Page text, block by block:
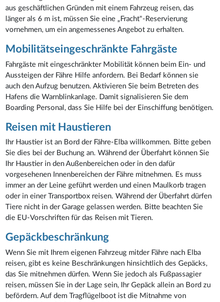
aus geschäftlichen Gründen mit einem Fahrzeug reisen, das
länger als 6 m ist, müssen Sie eine „Fracht"-Reservierung
vornehmen, um ein angemessenes Angebot zu erhalten.
Mobilitätseingeschränkte Fahrgäste
Fahrgäste mit eingeschränkter Mobilität können beim Ein- und
Aussteigen der Fähre Hilfe anfordern. Bei Bedarf können sie
auch den Aufzug benutzen. Aktivieren Sie beim Betreten des
Hafens die Warnblinkanlage. Damit signalisieren Sie dem
Boarding Personal, dass Sie Hilfe bei der Einschiffung benötigen.
Reisen mit Haustieren
Ihr Haustier ist an Bord der Fähre-Elba willkommen. Bitte geben
Sie dies bei der Buchung an. Während der Überfahrt können Sie
Ihr Haustier in den Außenbereichen oder in den dafür
vorgesehenen Innenbereichen der Fähre mitnehmen. Es muss
immer an der Leine geführt werden und einen Maulkorb tragen
oder in einer Transportbox reisen. Während der Überfahrt dürfen
Tiere nicht in der Garage gelassen werden. Bitte beachten Sie
die EU-Vorschriften für das Reisen mit Tieren.
Gepäckbeschränkung
Wenn Sie mit Ihrem eigenen Fahrzeug mitder Fähre nach Elba
reisen, gibt es keine Beschränkungen hinsichtlich des Gepäcks,
das Sie mitnehmen dürfen. Wenn Sie jedoch als Fußpassagier
reisen, müssen Sie in der Lage sein, Ihr Gepäck allein an Bord zu
befördern. Auf dem Tragflügelboot ist die Mitnahme von